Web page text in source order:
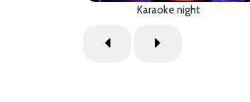
Karaoke night